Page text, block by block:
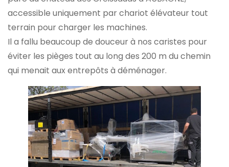
accessible uniquement par chariot élévateur tout
terrain pour charger les machines.
Il a fallu beaucoup de douceur à nos caristes pour
éviter les pièges tout au long des 200 m du chemin
qui menait aux entrepôts à déménager.